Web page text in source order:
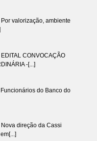
valorização, ambiente
CONVOCAÇÃO
-[...]
Funcionários do Banco do
Nova direção da Cassi